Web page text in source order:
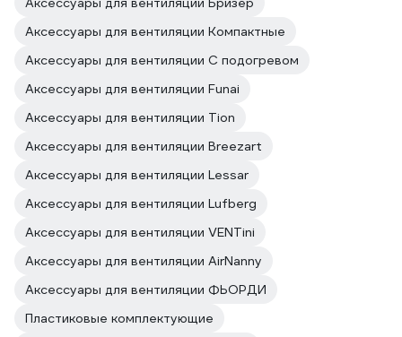
Аксессуары для вентиляции Компактные
Аксессуары для вентиляции С подогревом
Аксессуары для вентиляции Funai
Аксессуары для вентиляции Tion
Аксессуары для вентиляции Breezart
Аксессуары для вентиляции Lessar
Аксессуары для вентиляции Lufberg
Аксессуары для вентиляции VENTini
Аксессуары для вентиляции AirNanny
Аксессуары для вентиляции ФЬОРДИ
Пластиковые комплектующие